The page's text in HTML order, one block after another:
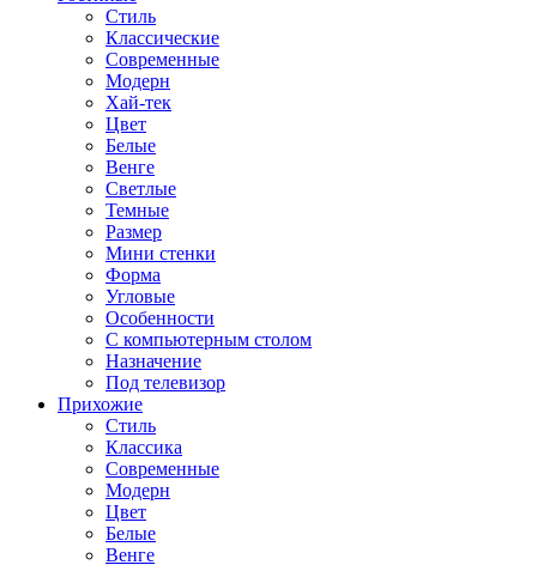
Стиль
Классические
Современные
Модерн
Хай-тек
Цвет
Белые
Венге
Светлые
Темные
Размер
Мини стенки
Форма
Угловые
Особенности
С компьютерным столом
Назначение
Под телевизор
Прихожие
Стиль
Классика
Современные
Модерн
Цвет
Белые
Венге